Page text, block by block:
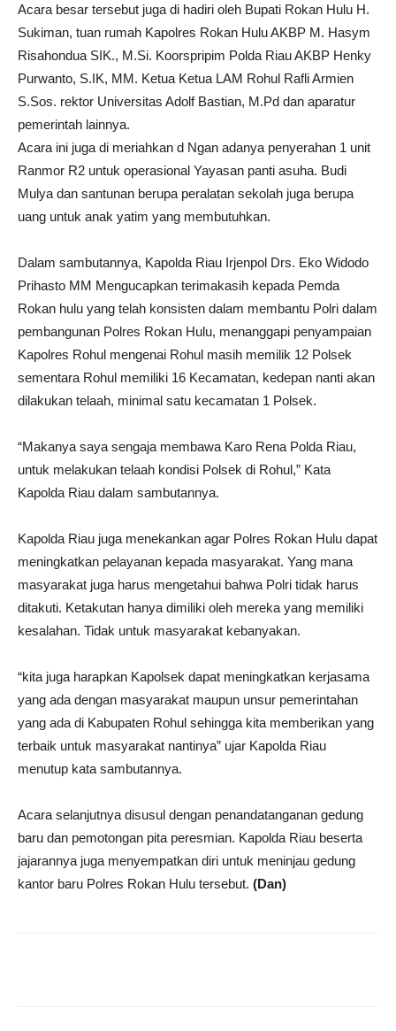
Acara besar tersebut juga di hadiri oleh Bupati Rokan Hulu H.
Sukiman, tuan rumah Kapolres Rokan Hulu AKBP M. Hasym
Risahondua SIK., M.Si. Koorspripim Polda Riau AKBP Henky
Purwanto, S.IK, MM. Ketua Ketua LAM Rohul Rafli Armien
S.Sos. rektor Universitas Adolf Bastian, M.Pd dan aparatur
pemerintah lainnya.
Acara ini juga di meriahkan d Ngan adanya penyerahan 1 unit
Ranmor R2 untuk operasional Yayasan panti asuha. Budi
Mulya dan santunan berupa peralatan sekolah juga berupa
uang untuk anak yatim yang membutuhkan.
Dalam sambutannya, Kapolda Riau Irjenpol Drs. Eko Widodo
Prihasto MM Mengucapkan terimakasih kepada Pemda
Rokan hulu yang telah konsisten dalam membantu Polri dalam
pembangunan Polres Rokan Hulu, menanggapi penyampaian
Kapolres Rohul mengenai Rohul masih memilik 12 Polsek
sementara Rohul memiliki 16 Kecamatan, kedepan nanti akan
dilakukan telaah, minimal satu kecamatan 1 Polsek.
“Makanya saya sengaja membawa Karo Rena Polda Riau,
untuk melakukan telaah kondisi Polsek di Rohul,” Kata
Kapolda Riau dalam sambutannya.
Kapolda Riau juga menekankan agar Polres Rokan Hulu dapat
meningkatkan pelayanan kepada masyarakat. Yang mana
masyarakat juga harus mengetahui bahwa Polri tidak harus
ditakuti. Ketakutan hanya dimiliki oleh mereka yang memiliki
kesalahan. Tidak untuk masyarakat kebanyakan.
“kita juga harapkan Kapolsek dapat meningkatkan kerjasama
yang ada dengan masyarakat maupun unsur pemerintahan
yang ada di Kabupaten Rohul sehingga kita memberikan yang
terbaik untuk masyarakat nantinya” ujar Kapolda Riau
menutup kata sambutannya.
Acara selanjutnya disusul dengan penandatanganan gedung
baru dan pemotongan pita peresmian. Kapolda Riau beserta
jajarannya juga menyempatkan diri untuk meninjau gedung
kantor baru Polres Rokan Hulu tersebut. (Dan)